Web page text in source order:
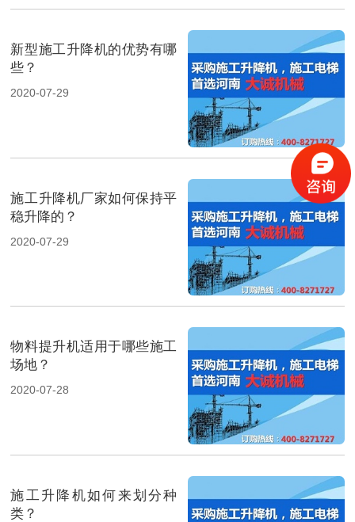
新型施工升降机的优势有哪
些？
2020-07-29
施工升降机厂家如何保持平
稳升降的？
2020-07-29
物料提升机适用于哪些施工
场地？
2020-07-28
施工升降机如何来划分种
类？